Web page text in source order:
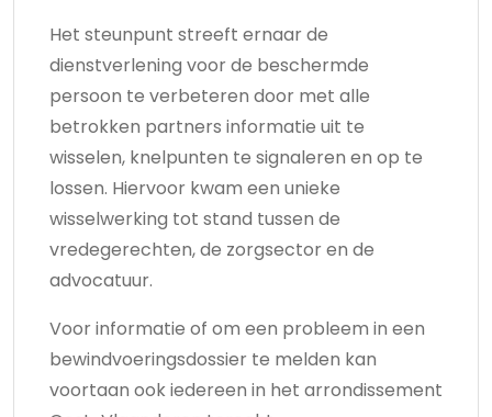
Het steunpunt streeft ernaar de
dienstverlening voor de beschermde
persoon te verbeteren door met alle
betrokken partners informatie uit te
wisselen, knelpunten te signaleren en op te
lossen. Hiervoor kwam een unieke
wisselwerking tot stand tussen de
vredegerechten, de zorgsector en de
advocatuur.
Voor informatie of om een probleem in een
bewindvoeringsdossier te melden kan
voortaan ook iedereen in het arrondissement